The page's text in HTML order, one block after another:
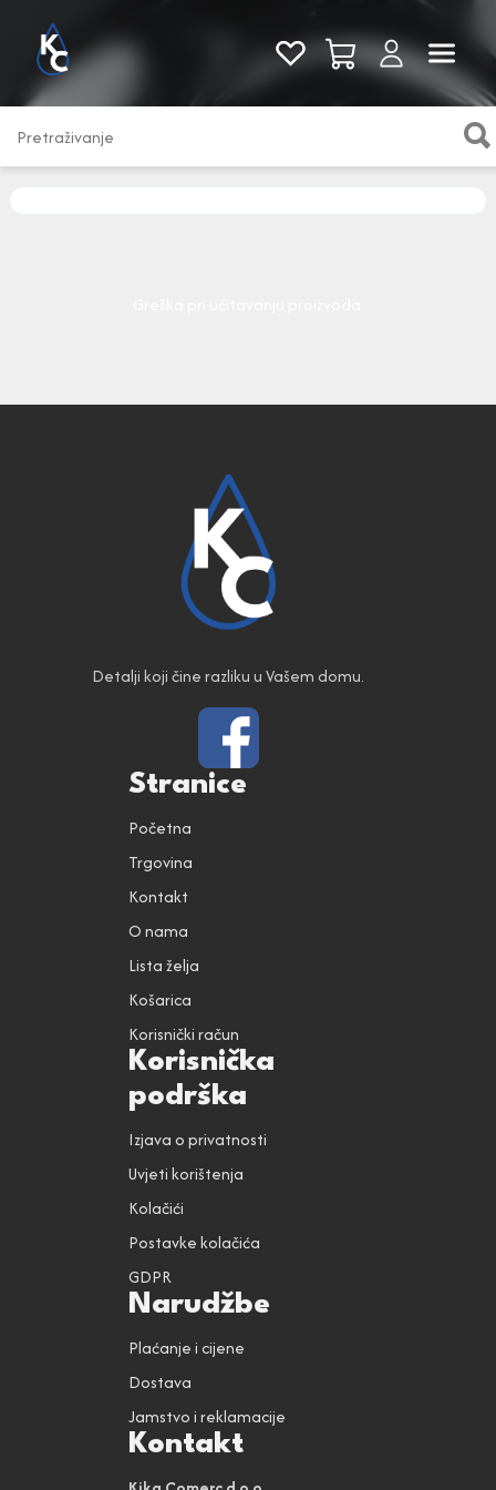
Pogledaj sve
Detalji koji čine razliku u Vašem domu.
Stranice
Početna
Trgovina
Kontakt
O nama
Lista želja
Košarica
Korisnički račun
Korisnička
podrška
Izjava o privatnosti
Uvjeti korištenja
Kolačići
Postavke kolačića
GDPR
Narudžbe
Plaćanje i cijene
Dostava
Jamstvo i reklamacije
Kontakt